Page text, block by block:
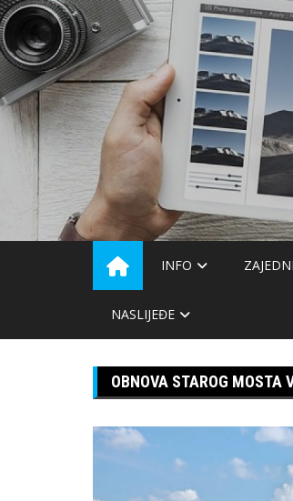
Skip
to
content
INFO
NASLIJEĐE
OBNOVA STAROG MOSTA